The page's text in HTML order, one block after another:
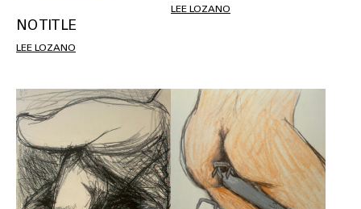
NO TITLE
LEE LOZANO
LEE LOZANO